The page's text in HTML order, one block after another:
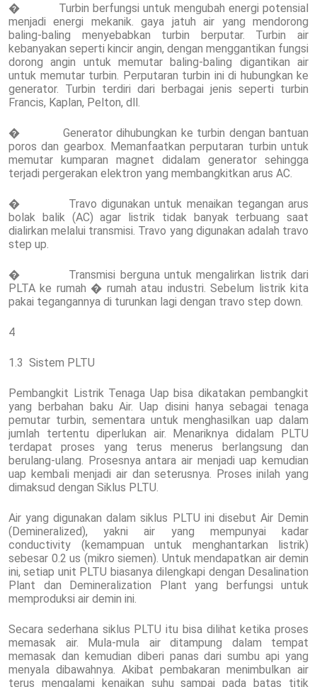
� Turbin berfungsi untuk mengubah energi potensial
menjadi energi mekanik. gaya jatuh air yang mendorong
baling-baling menyebabkan turbin berputar. Turbin air
kebanyakan seperti kincir angin, dengan menggantikan fungsi
dorong angin untuk memutar baling-baling digantikan air
untuk memutar turbin. Perputaran turbin ini di hubungkan ke
generator. Turbin terdiri dari berbagai jenis seperti turbin
Francis, Kaplan, Pelton, dll.
� Generator dihubungkan ke turbin dengan bantuan
poros dan gearbox. Memanfaatkan perputaran turbin untuk
memutar kumparan magnet didalam generator sehingga
terjadi pergerakan elektron yang membangkitkan arus AC.
� Travo digunakan untuk menaikan tegangan arus
bolak balik (AC) agar listrik tidak banyak terbuang saat
dialirkan melalui transmisi. Travo yang digunakan adalah travo
step up.
� Transmisi berguna untuk mengalirkan listrik dari
PLTA ke rumah � rumah atau industri. Sebelum listrik kita
pakai tegangannya di turunkan lagi dengan travo step down.
4
1.3 Sistem PLTU
Pembangkit Listrik Tenaga Uap bisa dikatakan pembangkit
yang berbahan baku Air. Uap disini hanya sebagai tenaga
pemutar turbin, sementara untuk menghasilkan uap dalam
jumlah tertentu diperlukan air. Menariknya didalam PLTU
terdapat proses yang terus menerus berlangsung dan
berulang-ulang. Prosesnya antara air menjadi uap kemudian
uap kembali menjadi air dan seterusnya. Proses inilah yang
dimaksud dengan Siklus PLTU.
Air yang digunakan dalam siklus PLTU ini disebut Air Demin
(Demineralized), yakni air yang mempunyai kadar
conductivity (kemampuan untuk menghantarkan listrik)
sebesar 0.2 us (mikro siemen). Untuk mendapatkan air demin
ini, setiap unit PLTU biasanya dilengkapi dengan Desalination
Plant dan Demineralization Plant yang berfungsi untuk
memproduksi air demin ini.
Secara sederhana siklus PLTU itu bisa dilihat ketika proses
memasak air. Mula-mula air ditampung dalam tempat
memasak dan kemudian diberi panas dari sumbu api yang
menyala dibawahnya. Akibat pembakaran menimbulkan air
terus mengalami kenaikan suhu sampai pada batas titik